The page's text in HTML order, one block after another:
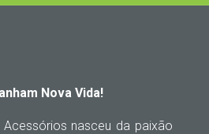
Nova Vida!
nasceu da paixão